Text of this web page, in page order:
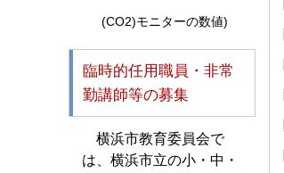
(CO2)モニターの数値)
臨時的任用職員・非常
勤講師等の募集
横浜市教育委員会で
は、横浜市立の小・中・